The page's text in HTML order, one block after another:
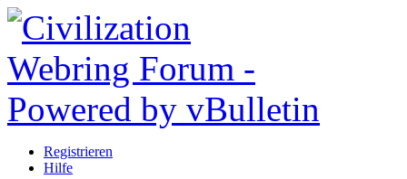
Registrieren
Hilfe